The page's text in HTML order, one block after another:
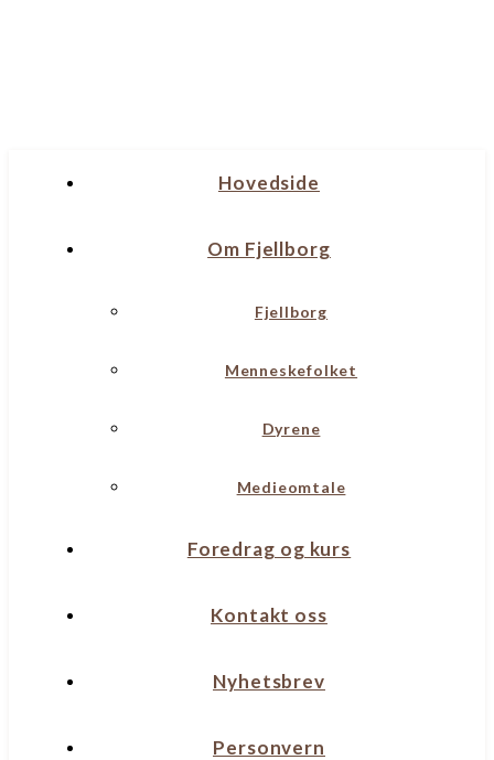
Hovedside
Om Fjellborg
Fjellborg
Menneskefolket
Dyrene
Medieomtale
Foredrag og kurs
Kontakt oss
Nyhetsbrev
Personvern